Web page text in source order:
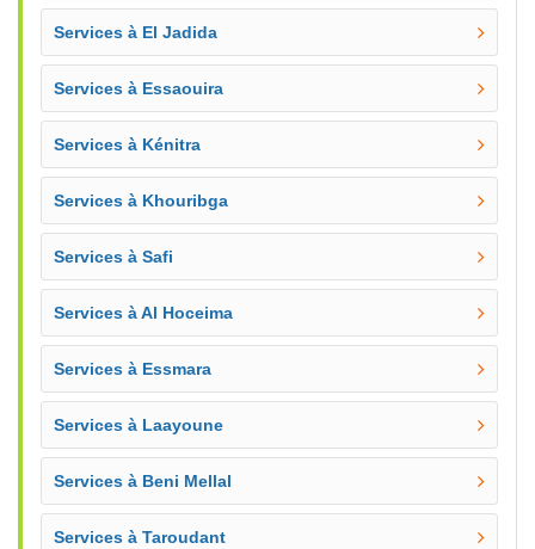
Services à El Jadida
Services à Essaouira
Services à Kénitra
Services à Khouribga
Services à Safi
Services à Al Hoceima
Services à Essmara
Services à Laayoune
Services à Beni Mellal
Services à Taroudant